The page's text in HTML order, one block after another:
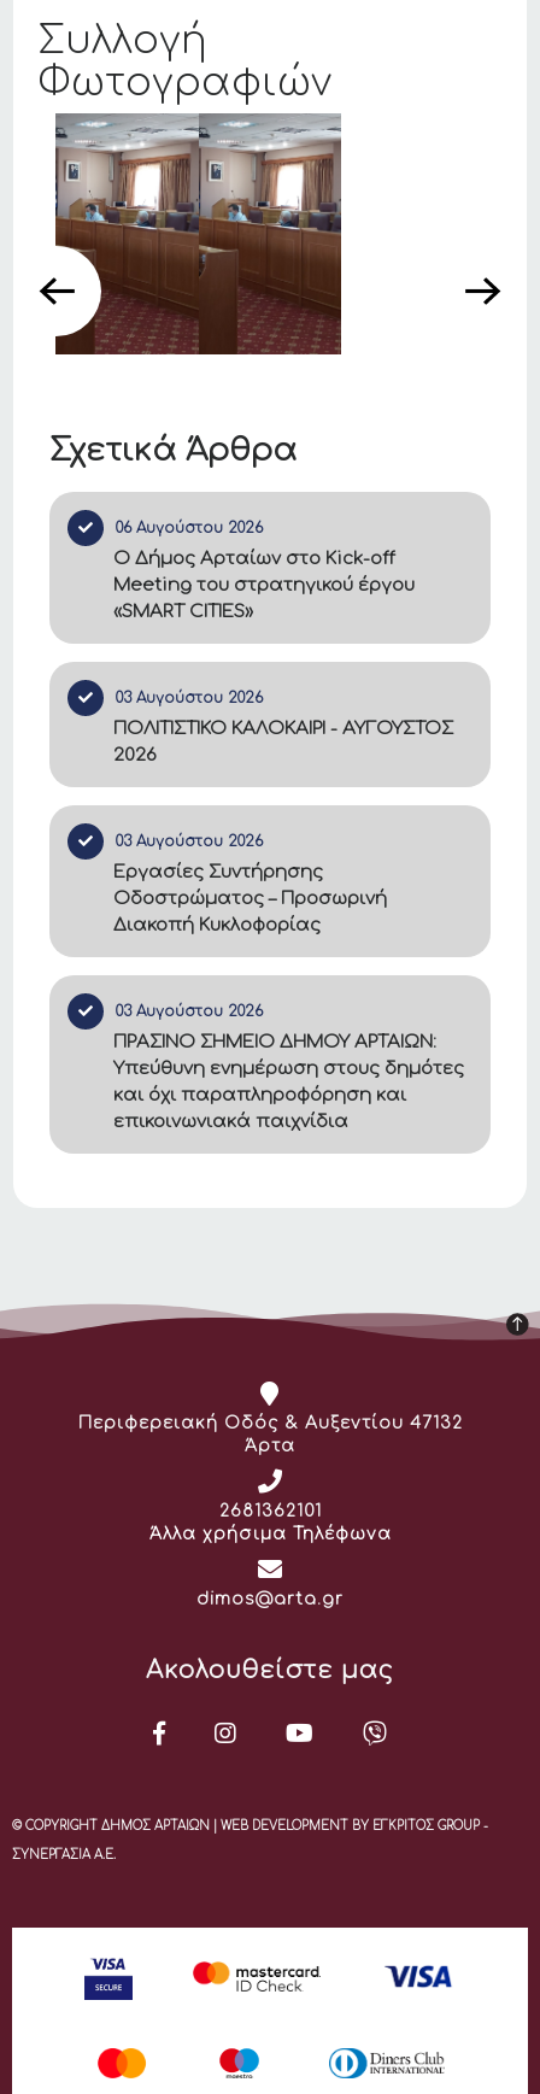
Σχετικά Άρθρα
06 Αυγούστου 2026
Ο Δήμος Αρταίων στο Kick-off
Meeting του στρατηγικού έργου
«SMART CITIES»
03 Αυγούστου 2026
ΠΟΛΙΤΙΣΤΙΚΟ ΚΑΛΟΚΑΙΡΙ - ΑΥΓΟΥΣΤΟΣ
2026
03 Αυγούστου 2026
Εργασίες Συντήρησης
Οδοστρώματος – Προσωρινή
Διακοπή Κυκλοφορίας
03 Αυγούστου 2026
ΠΡΑΣΙΝΟ ΣΗΜΕΙΟ ΔΗΜΟΥ ΑΡΤΑΙΩΝ:
Υπεύθυνη ενημέρωση στους δημότες
και όχι παραπληροφόρηση και
επικοινωνιακά παιχνίδια
Συλλογή
Φωτογραφιών
Διεύθυνση:
Περιφερειακή Οδός & Αυξεντίου 47132
Άρτα
Τηλέφωνο:
2681362101
Άλλα χρήσιμα Τηλέφωνα
Email:
dimos@arta.gr
Ακολουθείστε μας
© COPYRIGHT ΔΗΜΟΣ ΑΡΤΑΙΩΝ | WEB DEVELOPMENT BY ΕΓΚΡΙΤΟΣ GROUP -
ΣΥΝΕΡΓΑΣΙΑ Α.Ε.